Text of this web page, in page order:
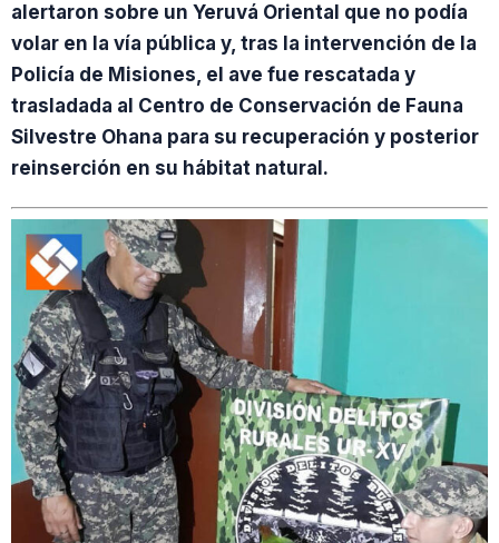
alertaron sobre un Yeruvá Oriental que no podía
volar en la vía pública y, tras la intervención de la
Policía de Misiones, el ave fue rescatada y
trasladada al Centro de Conservación de Fauna
Silvestre Ohana para su recuperación y posterior
reinserción en su hábitat natural.